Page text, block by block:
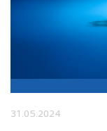
31.05.2024